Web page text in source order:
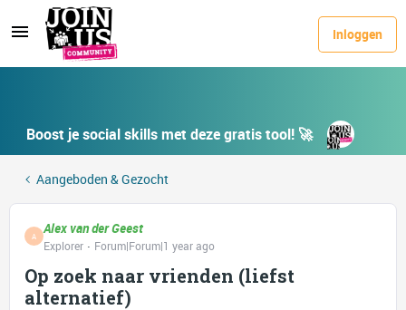
Inloggen
Boost je social skills met deze gratis tool! 🚀
Aangeboden & Gezocht
A Alex van der Geest
Explorer Forum|Forum|1 year ago
Op zoek naar vrienden (liefst
alternatief)